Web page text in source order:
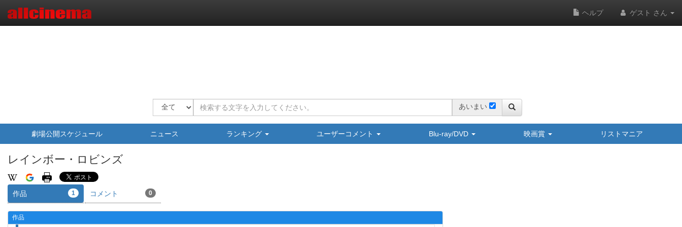
ヘルプ ゲスト さん
あいまい
劇場公開スケジュール ニュース ランキング ユーザーコメント Blu-ray/DVD 映画賞 リストマニア
レインボー・ロビンズ
作品 1 コメント 0
作品